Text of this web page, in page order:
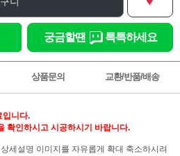
궁금할땐 톡톡하세요
상품문의 교환/반품/배송
입니다.
확인하시고 시공하시기 바랍니다.
세설명 이미지를 자유롭게 확대 축소하시려